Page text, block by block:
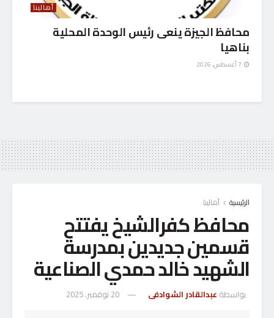
أهالينا
محافظ الجيزة ينعى رئيس الوحدة المحلية
بناهيا
الرئيسية أهالينا
محافظ كفرالشيخ يفتتح
قسمين جديدين بمدرسة
الشهيد خالد حمدي الصناعية
بواسطة عبدالقادر الشوادفى 20 نوفمبر، 2025